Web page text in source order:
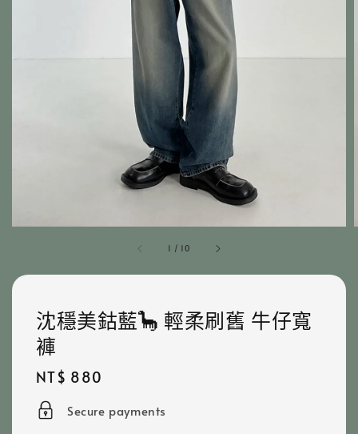
1 / 10
沈穩美鈷藍🦕 輕柔刷舊 牛仔寬
褲
Regular
price
NT$ 880
Secure payments